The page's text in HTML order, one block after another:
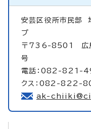
安芸区役所市民部
プ
〒736-8501 広島
号
電話：082-821-
クス：082-822-
ak-